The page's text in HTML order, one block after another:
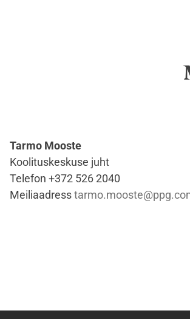
Tarmo Mooste
Koolituskeskuse juht
Telefon +372 526 2040
Meiliaadress